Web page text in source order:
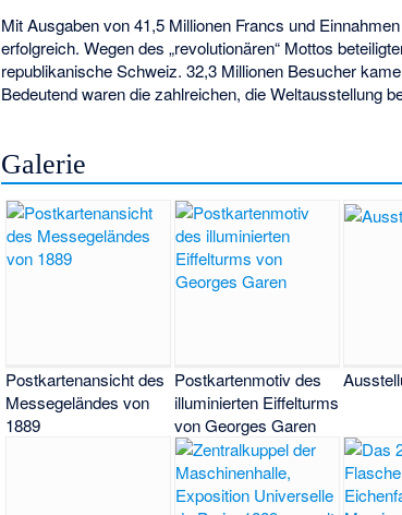
Mit Ausgaben von 41,5 Millionen Francs und
erfolgreich. Wegen des „revolutionären“ Mottos
republikanische Schweiz. 32,3 Millionen Besucher
Bedeutend waren die zahlreichen, die Weltausstellung
Galerie
Postkartenansicht des
Messegeländes von
1889
Postkartenmotiv des
illuminierten Eiffelturms
von Georges Garen